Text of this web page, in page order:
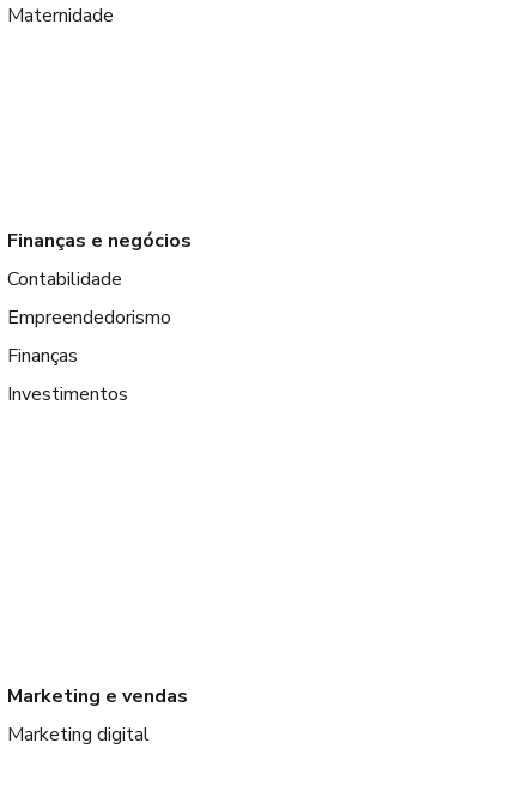
Maternidade
Finanças e negócios
Contabilidade
Empreendedorismo
Finanças
Investimentos
Marketing e vendas
Marketing digital